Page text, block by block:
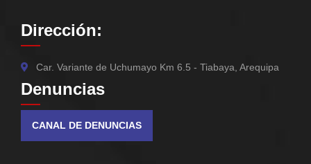
Dirección:
Car. Variante de Uchumayo Km 6.5 - Tiabaya, Arequipa
Denuncias
CANAL DE DENUNCIAS